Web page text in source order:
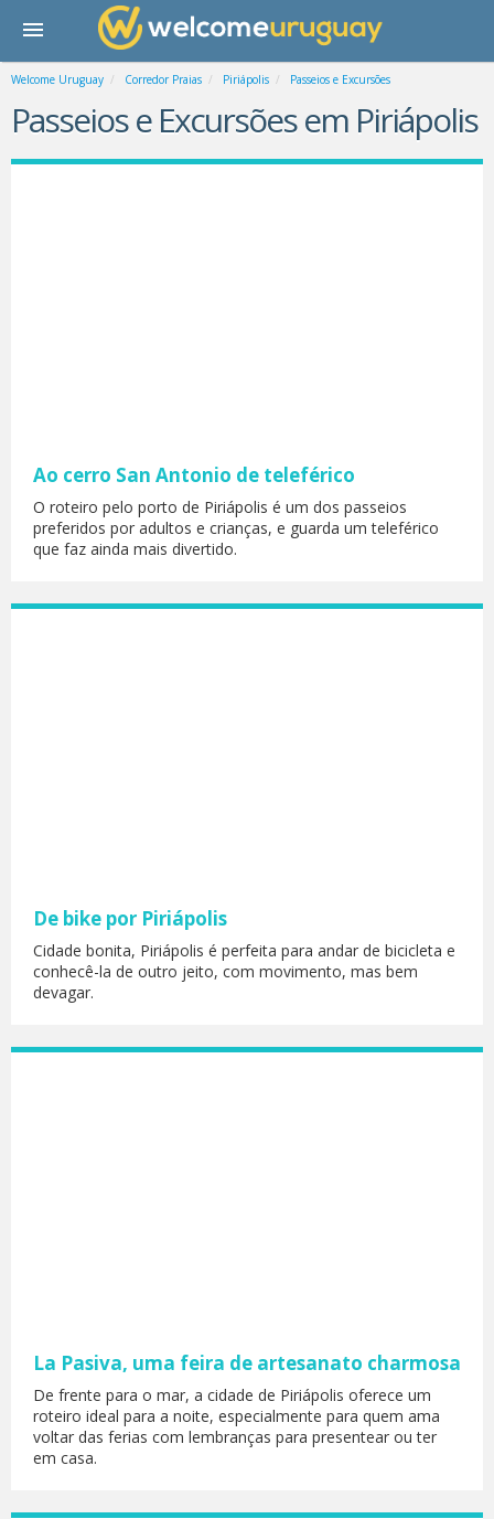
Welcome Uruguay Corredor Praias Piriápolis Passeios e Excursões
Passeios e Excursões em Piriápolis
Ao cerro San Antonio de teleférico
O roteiro pelo porto de Piriápolis é um dos passeios
preferidos por adultos e crianças, e guarda um teleférico
que faz ainda mais divertido.
De bike por Piriápolis
Cidade bonita, Piriápolis é perfeita para andar de bicicleta e
conhecê-la de outro jeito, com movimento, mas bem
devagar.
La Pasiva, uma feira de artesanato charmosa
De frente para o mar, a cidade de Piriápolis oferece um
roteiro ideal para a noite, especialmente para quem ama
voltar das ferias com lembranças para presentear ou ter
em casa.